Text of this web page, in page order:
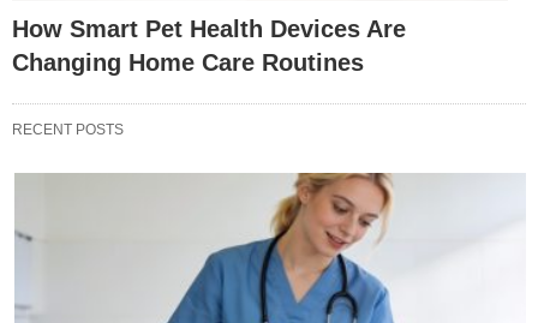
How Smart Pet Health Devices Are
Changing Home Care Routines
RECENT POSTS